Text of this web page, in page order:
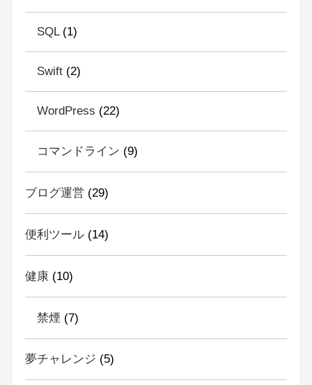
SQL(1)
Swift(2)
WordPress (22)
コマンドライン (9)
ブログ運営 (29)
便利ツール(14)
健康(10)
禁煙 (7)
夢チャレンジ (5)